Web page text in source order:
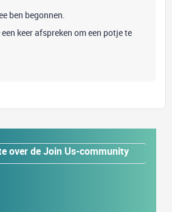
ben begonnen.
keer afspreken om een potje te
over de Join Us-community